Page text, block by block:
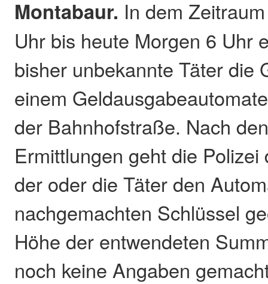
Montabaur. In dem
Uhr bis heute Morgen 6 Uhr
bisher unbekannte Täter die
einem
der Bahnhofstraße. Nach
Ermittlungen geht die Polizei
der oder die Täter den
nachgemachten Schlüssel
Höhe der entwendeten
noch keine Angaben